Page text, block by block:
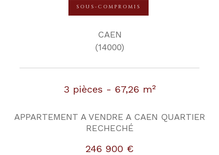
SOUS-COMPROMIS
CAEN
(14000)
3 pièces - 67,26 m²
APPARTEMENT A VENDRE A CAEN QUARTIER
RECHECHÉ
246 900 €